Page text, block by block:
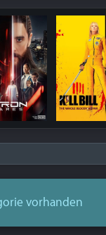
vorhanden